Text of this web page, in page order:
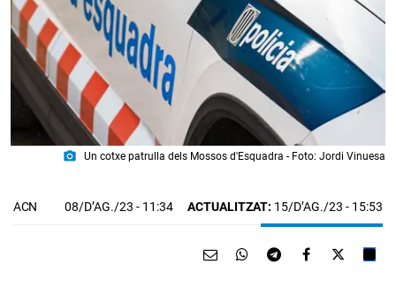
photo_camera Un cotxe patrulla dels Mossos d'Esquadra - Foto: Jordi Vinuesa
ACN 08/D’AG./23 - 11:34 ACTUALITZAT: 15/D’AG./23 - 15:53